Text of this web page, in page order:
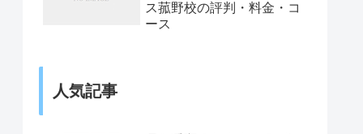
ス菰野校の評判・料金・コ
ース
人気記事